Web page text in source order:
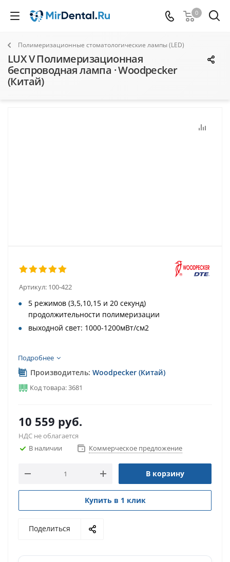
0
Полимеризационные стоматологические лампы (LED)
LUX V Полимеризационная
беспроводная лампа · Woodpecker
(Китай)
Артикул: 100-422
5 режимов (3,5,10,15 и 20 секунд)
продолжительности полимеризации
выходной свет: 1000-1200мВт/см2
Подробнее
Производитель: Woodpecker (Китай)
Код товара: 3681
10 559 руб.
НДС не облагается
В наличии
Коммерческое предложение
В корзину
Купить в 1 клик
Поделиться